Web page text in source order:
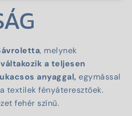
, melynek
a teljesen
anyaggal, egymással
textilek fényáteresztőek.
fehér színű.